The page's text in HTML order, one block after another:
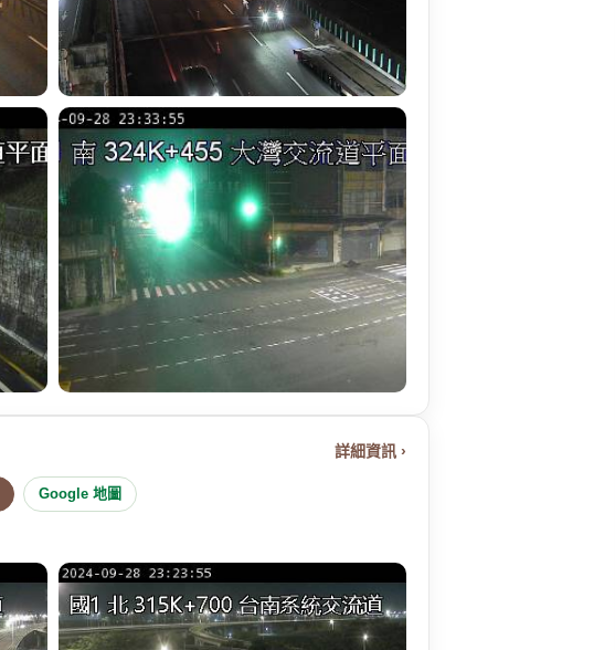
詳細資訊 ›
Google 地圖